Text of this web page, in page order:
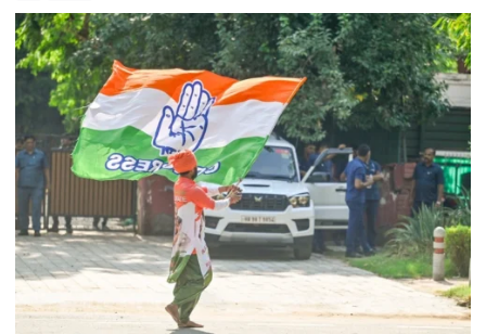
सभी
8
सांसद,
डीलिमिटेशन
बिल
के
बीच
बढ़ी
सियासी
अटकलें
पहले
जयंत
चौधरी
को
बड़ा
झटका,
प्रदेश
अध्यक्ष
डॉ.
रामाशीष
राय
ने
से